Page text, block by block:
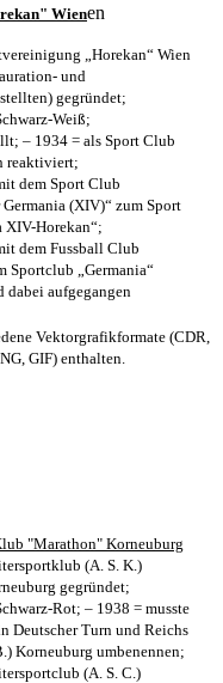
Wienen
„Horekan“ Wien
und
gegründet;
Weiß;
– 1934 = als Sport Club
reaktiviert;
dem Sport Club
Germania (XIV)“ zum Sport
XIV-Horekan“;
dem Fussball Club
Sportclub „Germania“
dabei aufgegangen
Vektorgrafikformate (CDR,
GIF) enthalten.
"Marathon" Korneuburg
(A. S. K.)
gegründet;
Rot; – 1938 = musste
Deutscher Turn und Reichs
Korneuburg umbenennen;
(A. S. C.)